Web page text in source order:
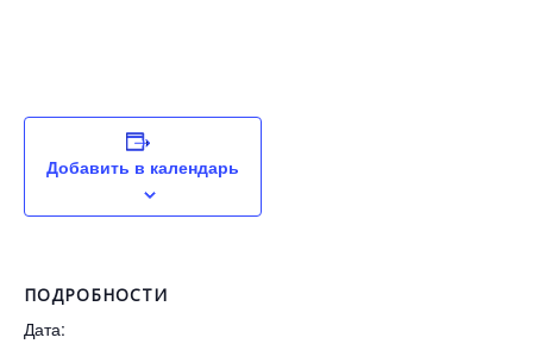
Добавить в календарь
ПОДРОБНОСТИ
Дата: